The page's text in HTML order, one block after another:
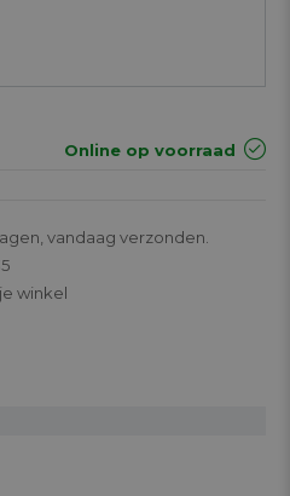
Online op voorraad
vandaag verzonden.
winkel